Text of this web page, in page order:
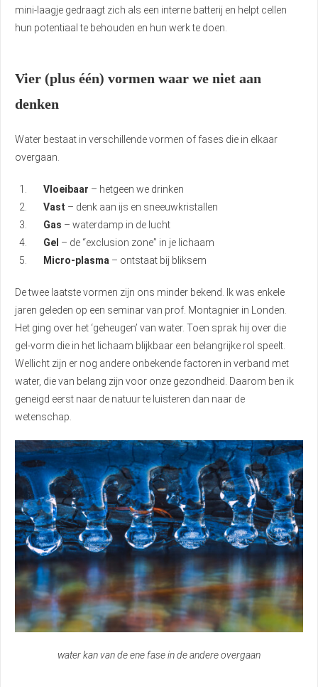
mini‑laagje gedraagt zich als een interne batterij en helpt cellen
hun potentiaal te behouden en hun werk te doen.
Vier (plus één) vormen waar we niet aan
denken
Water bestaat in verschillende vormen of fases die in elkaar
overgaan.
Vloeibaar – hetgeen we drinken
Vast – denk aan ijs en sneeuwkristallen
Gas – waterdamp in de lucht
Gel – de “exclusion zone” in je lichaam
Micro‑plasma – ontstaat bij bliksem
De twee laatste vormen zijn ons minder bekend. Ik was enkele
jaren geleden op een seminar van prof. Montagnier in Londen.
Het ging over het ‘geheugen’ van water. Toen sprak hij over die
gel-vorm die in het lichaam blijkbaar een belangrijke rol speelt.
Wellicht zijn er nog andere onbekende factoren in verband met
water, die van belang zijn voor onze gezondheid. Daarom ben ik
geneigd eerst naar de natuur te luisteren dan naar de
wetenschap.
water kan van de ene fase in de andere overgaan